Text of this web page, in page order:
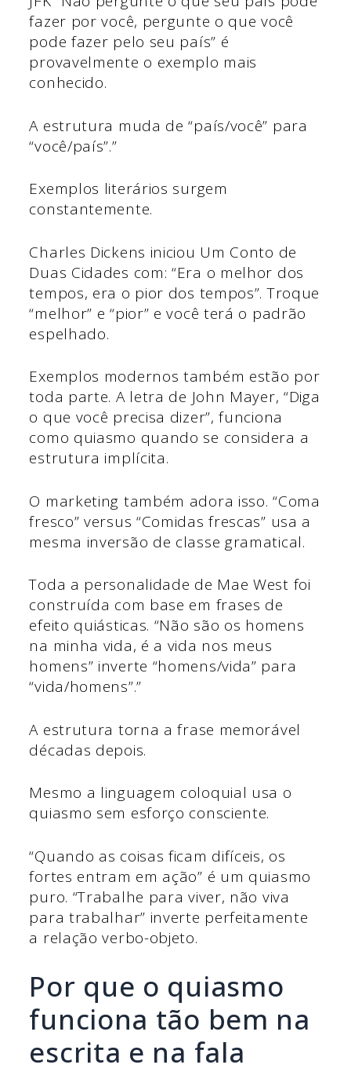
fazer por você, pergunte o que você
pode fazer pelo seu país” é
provavelmente o exemplo mais
conhecido.
A estrutura muda de “país/você” para
“você/país”.”
Exemplos literários surgem
constantemente.
Charles Dickens iniciou Um Conto de
Duas Cidades com: “Era o melhor dos
tempos, era o pior dos tempos”. Troque
“melhor” e “pior” e você terá o padrão
espelhado.
Exemplos modernos também estão por
toda parte. A letra de John Mayer, “Diga
o que você precisa dizer”, funciona
como quiasmo quando se considera a
estrutura implícita.
O marketing também adora isso. “Coma
fresco” versus “Comidas frescas” usa a
mesma inversão de classe gramatical.
Toda a personalidade de Mae West foi
construída com base em frases de
efeito quiásticas. “Não são os homens
na minha vida, é a vida nos meus
homens” inverte “homens/vida” para
“vida/homens”.”
A estrutura torna a frase memorável
décadas depois.
Mesmo a linguagem coloquial usa o
quiasmo sem esforço consciente.
“Quando as coisas ficam difíceis, os
fortes entram em ação” é um quiasmo
puro. “Trabalhe para viver, não viva
para trabalhar” inverte perfeitamente
a relação verbo-objeto.
Por que o quiasmo
funciona tão bem na
escrita e na fala